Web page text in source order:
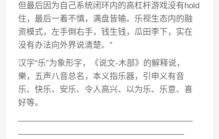
但最后因为自己系统闭环内的高杠杆游戏没有hold
住，最后一着不慎，满盘皆输。乐视生态内的融
资模式，左手倒右手，钱生钱，瓜田李下，实在
没有办法向外界说清楚。”
汉字“乐”为象形字，《说文-木部》的解释说，
樂，五声八音总名，本义指乐器，引申义有音
乐、快乐、安乐、令人高兴、以为乐、乐意、喜
好等。
—————————————————————
————————————————————